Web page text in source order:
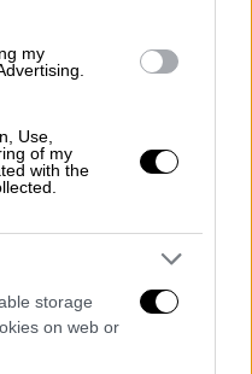
my
Use,
of my
with the
storage
on web or
απρόθυμα από
των ΗΠΑ. Τα
των ηγετών
απειλείται